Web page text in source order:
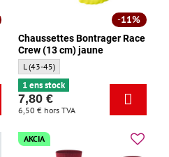
11%
Chaussettes Bontrager Race
Crew (13 cm) jaune
Chaussettes Bontrager Race Crew (13
L (43-45)
1 ens stock
7,80 €
6,50 € hors TVA
AKCIA